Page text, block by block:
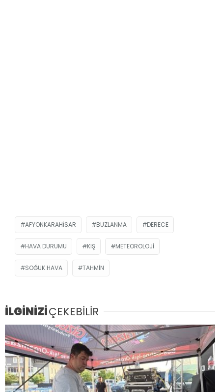
AFYONKARAHISAR BUZLANMA DERECE
HAVA DURUMU KIŞ METEOROLOJI
SOĞUK HAVA TAHMIN
İLGİNİZİÇEKEBİLİR